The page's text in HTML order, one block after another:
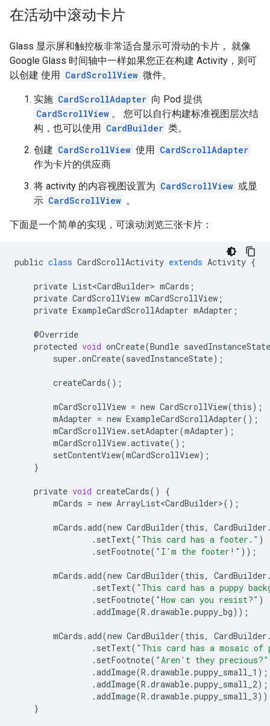
在活动中滚动卡片
Glass 显示屏和触控板非常适合显示可滑动的卡片， 就像
Google Glass 时间轴中一样如果您正在构建 Activity，则可
以创建 使用 CardScrollView 微件。
实施 CardScrollAdapter 向 Pod 提供
CardScrollView 。 您可以自行构建标准视图层次结
构，也可以使用 CardBuilder 类。
创建 CardScrollView 使用 CardScrollAdapter
作为卡片的供应商
将 activity 的内容视图设置为 CardScrollView 或显
示 CardScrollView 。
下面是一个简单的实现，可滚动浏览三张卡片：
public class CardScrollActivity extends Activity {
private List<CardBuilder> mCards ;
private CardScrollView mCardScrollView ;
private ExampleCardScrollAdapter mAdapter ;
@Override
protected void onCreate(Bundle savedInstanceState
super .onCreate(savedInstanceState);
createCards();
mCardScrollView = new CardScrollView(this);
mAdapter = new ExampleCardScrollAdapter();
mCardScrollView. setAdapter(mAdapter);
mCardScrollView.activate();
setContentView(mCardScrollView);
}
private void createCards()
{
mCards = new ArrayList<CardBuilder>();
mCards .add(new CardBuilder(this, CardBuilder
. setText( "This card has a footer." )
. setFootnote( "I'm the footer!" ));
mCards .add(new CardBuilder(this, CardBuilder
. setText( "This card has a puppy
. setFootnote( "How can you resist?" )
.addImage(R .drawable.puppy_bg));
mCards .add(new CardBuilder(this, CardBuilder
. setText( "This card has a mosaic of
. setFootnote( "Aren't they precious?"
.addImage(R .drawable.puppy_small_1 );
.addImage(R .drawable.puppy_small_2);
.addImage(R .drawable.puppy_small_3
}